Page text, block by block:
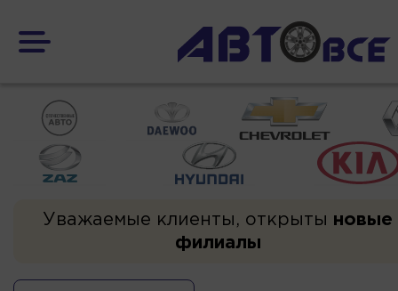
Уважаемые клиенты, открыты новые
филиалы